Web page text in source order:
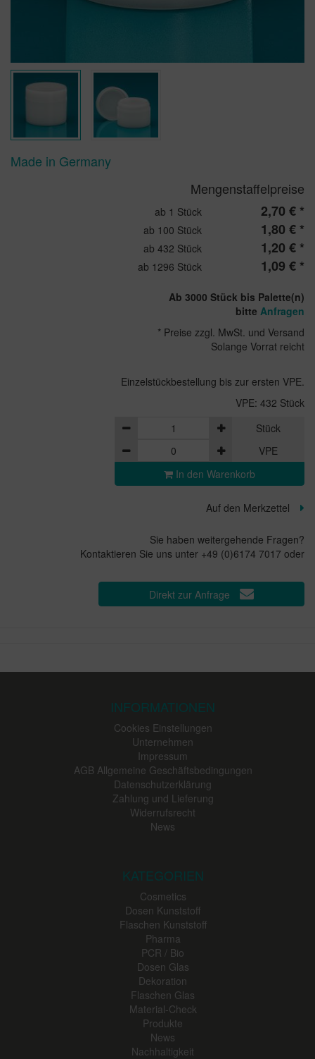
Made in Germany
Mengenstaffelpreise
ab 1 Stück 2,70 € *
ab 100 Stück 1,80 € *
ab 432 Stück 1,20 € *
ab 1296 Stück 1,09 € *
Ab 3000 Stück bis Palette(n)
bitte Anfragen
* Preise zzgl. MwSt. und Versand
Solange Vorrat reicht
Einzelstückbestellung bis zur ersten VPE.
VPE: 432 Stück
Stück
VPE
In den Warenkorb
Auf den Merkzettel
Sie haben weitergehende Fragen?
Kontaktieren Sie uns unter +49 (0)6174 7017 oder
Direkt zur Anfrage
INFORMATIONEN
Cookies Einstellungen
Unternehmen
Impressum
AGB Allgemeine Geschäftsbedingungen
Datenschutzerklärung
Zahlung und Lieferung
Widerrufsrecht
News
KATEGORIEN
Cosmetics
Dosen Kunststoff
Flaschen Kunststoff
Pharma
PCR / Bio
Dosen Glas
Dekoration
Flaschen Glas
Material-Check
Produkte
News
Nachhaltigkeit